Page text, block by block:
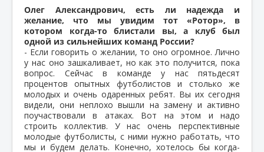
Олег Александрович, есть ли надежда и
желание, что мы увидим тот «Ротор», в
котором когда-то блистали вы, а клуб был
одной из сильнейших команд России?
- Если говорить о желании, то оно огромное. Лично
у нас оно зашкаливает, но как это получится, пока
вопрос. Сейчас в команде у нас пятьдесят
процентов опытных футболистов и столько же
молодых и очень одаренных ребят. Вы их сегодня
видели, они неплохо вышли на замену и активно
поучаствовали в атаках. Вот на этом и надо
строить коллектив. У нас очень перспективные
молодые футболисты, с ними нужно работать, что
мы и будем делать. Конечно, хотелось бы когда-